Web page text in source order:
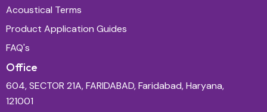
Acoustical Terms
Product Application Guides
FAQ's
Office
604, SECTOR 21A, FARIDABAD, Faridabad, Haryana,
121001